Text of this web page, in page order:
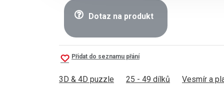
Dotaz na produkt
Přidat do seznamu přání
3D & 4D puzzle 25 - 49 dílků Vesmír a